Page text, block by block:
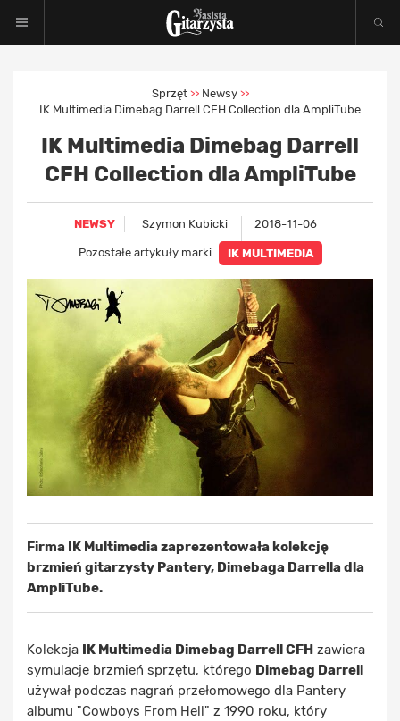
Sprzęt >> Newsy >>
IK Multimedia Dimebag Darrell CFH Collection dla AmpliTube
IK Multimedia Dimebag Darrell
CFH Collection dla AmpliTube
NEWSY Szymon Kubicki 2018-11-06
Pozostałe artykuły marki IK MULTIMEDIA
Firma IK Multimedia zaprezentowała kolekcję
brzmień gitarzysty Pantery, Dimebaga Darrella dla
AmpliTube.
Kolekcja IK Multimedia Dimebag Darrell CFH zawiera
symulacje brzmień sprzętu, którego Dimebag Darrell
używał podczas nagrań przełomowego dla Pantery
albumu "Cowboys From Hell" z 1990 roku, który